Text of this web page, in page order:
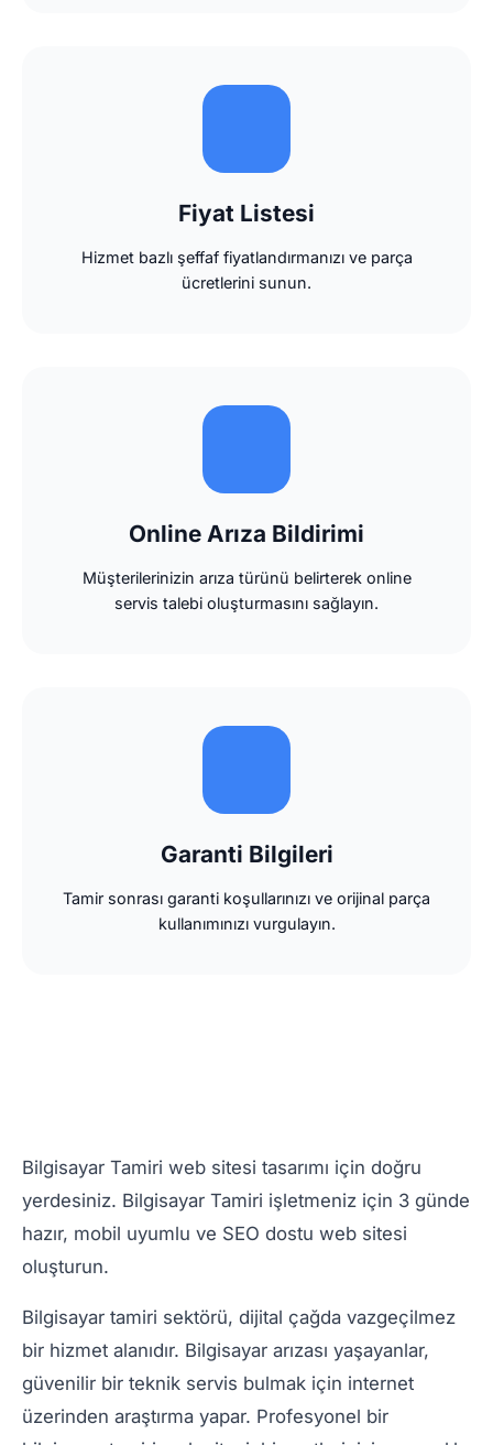
Fiyat Listesi
Hizmet bazlı şeffaf fiyatlandırmanızı ve parça
ücretlerini sunun.
Online Arıza Bildirimi
Müşterilerinizin arıza türünü belirterek online
servis talebi oluşturmasını sağlayın.
Garanti Bilgileri
Tamir sonrası garanti koşullarınızı ve orijinal parça
kullanımınızı vurgulayın.
Bilgisayar Tamiri web sitesi tasarımı için doğru
yerdesiniz. Bilgisayar Tamiri işletmeniz için 3 günde
hazır, mobil uyumlu ve SEO dostu web sitesi
oluşturun.
Bilgisayar tamiri sektörü, dijital çağda vazgeçilmez
bir hizmet alanıdır. Bilgisayar arızası yaşayanlar,
güvenilir bir teknik servis bulmak için internet
üzerinden araştırma yapar. Profesyonel bir